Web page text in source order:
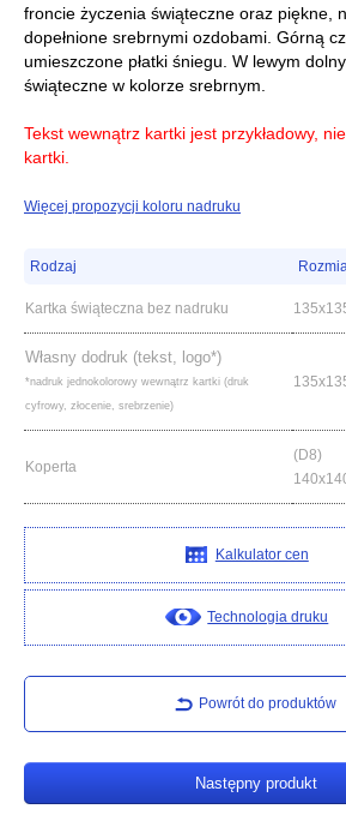
froncie życzenia świąteczne oraz piękne,
dopełnione srebrnymi ozdobami. Górną
umieszczone płatki śniegu. W lewym
świąteczne w kolorze srebrnym.
Tekst wewnątrz kartki jest przykładowy,
kartki.
Więcej propozycji koloru nadruku
Rodzaj
Kartka świąteczna bez nadruku
Własny dodruk (tekst, logo*)
*nadruk jednokolorowy wewnątrz kartki (druk
cyfrowy, złocenie, srebrzenie)
Koperta
(D8)
Kalkulator cen
Technologia druku
Powrót do produktów
Następny produkt